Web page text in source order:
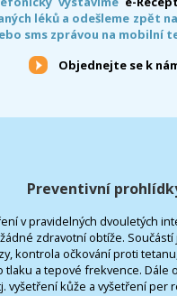
léků a odešleme zpět
sms zprávou na mobilní
Objednejte se k
Preventivní
v pravidelných dvouletých
zdravotní obtíže.
kontrola očkování proti
tlaku a tepové frekvence. Dále
vyšetření kůže a vyšetření per